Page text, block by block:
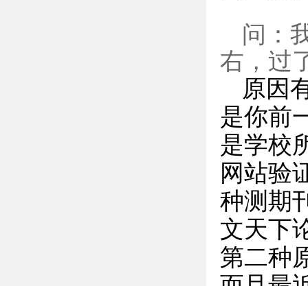
问：
右，过
原因
是你前
是学校
网站验
种测期
文天下
第二种